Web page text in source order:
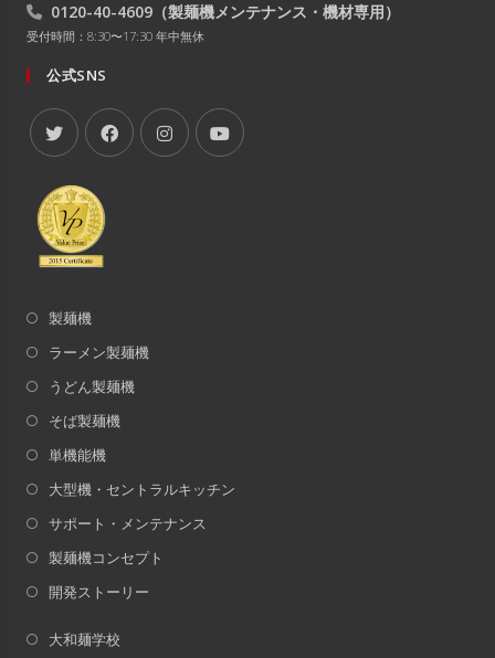
0120-40-4609 （製麺機メンテナンス・機材専用）
受付時間：8:30〜17:30 年中無休
公式SNS
製麺機
ラーメン製麺機
うどん製麺機
そば製麺機
単機能機
大型機・セントラルキッチン
サポート・メンテナンス
製麺機コンセプト
開発ストーリー
大和麺学校